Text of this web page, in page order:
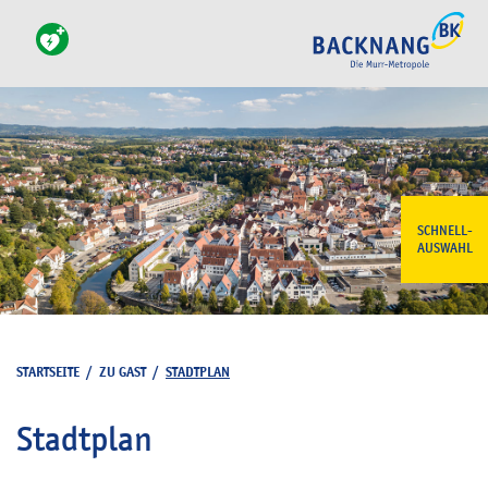
SCHNELL-
AUSWAHL
STARTSEITE / ZU GAST/ STADTPLAN
Stadtplan